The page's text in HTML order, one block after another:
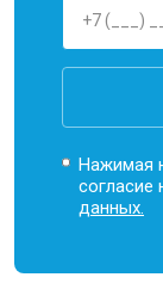
Нажимая
согласие
данных.